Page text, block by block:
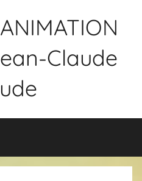
Claude